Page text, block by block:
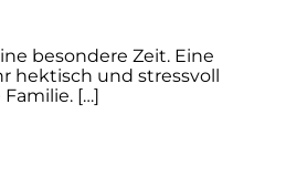
besondere Zeit. Eine
hektisch und stressvoll
[…]